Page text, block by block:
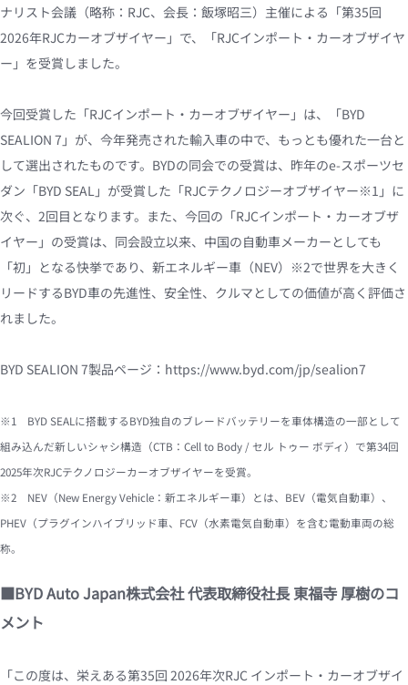
ナリスト会議（略称：RJC、会長：飯塚昭三）主催による「第35回
2026年RJCカーオブザイヤー」で、「RJCインポート・カーオブザイヤ
ー」を受賞しました。
今回受賞した「RJCインポート・カーオブザイヤー」は、「BYD
SEALION 7」が、今年発売された輸入車の中で、もっとも優れた一台と
して選出されたものです。BYDの同会での受賞は、昨年のe-スポーツセ
ダン「BYD SEAL」が受賞した「RJCテクノロジーオブザイヤー※1」に
次ぐ、2回目となります。また、今回の「RJCインポート・カーオブザ
イヤー」の受賞は、同会設立以来、中国の自動車メーカーとしても
「初」となる快挙であり、新エネルギー車（NEV）※2で世界を大きく
リードするBYD車の先進性、安全性、クルマとしての価値が高く評価さ
れました。
BYD SEALION 7製品ページ： https://www.byd.com/jp/sealion7
※1　BYD SEALに搭載するBYD独自のブレードバッテリーを車体構造の一部として
組み込んだ新しいシャシ構造（CTB：Cell to Body / セル トゥー ボディ）で第34回
2025年次RJCテクノロジーカーオブザイヤーを受賞。
※2　NEV（New Energy Vehicle：新エネルギー車）とは、BEV（電気自動車）、
PHEV（プラグインハイブリッド車、FCV（水素電気自動車）を含む電動車両の総
称。
■BYD Auto Japan株式会社 代表取締役社長 東福寺 厚樹のコ
メント
「この度は、栄えある第35回 2026年次RJC インポート・カーオブザイ